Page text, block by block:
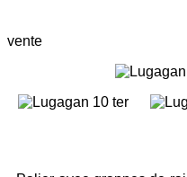
Cliché lors
vente